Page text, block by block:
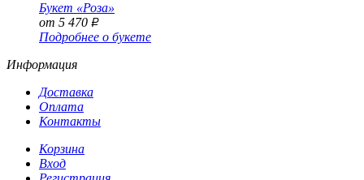
Букет «Роза»
от 5 470 Р
Подробнее о букете
Информация
Доставка
Оплата
Контакты
Корзина
Вход